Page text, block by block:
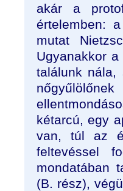
akár a
értelemben:
mutat
Ugyanakkor
találunk nála,
kétarcú, egy
van, túl az
feltevéssel
mondatában
(B. rész),